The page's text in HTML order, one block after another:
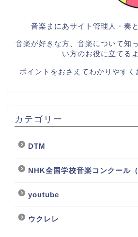
音楽まにあサイト管理人・奏
音楽が好きな方、音楽について知
い方のお役に立てる
ポイントをおさえてわかりやすく
カテゴリー
DTM
NHK全国学校音楽コンクール（
youtube
ウクレレ